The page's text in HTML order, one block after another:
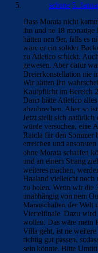
sebone 5.
Dass Morata nicht
ihn und ne 18 monatige
hätten nen 9er, falls es
wäre er ein solider
zu Atletico schickt.
gewesen. Aber dafür
Dreierkonstellation nie
Wir hätten ihn
Kaufpflicht im Bereich
Dann hätte Atletico
abzubrechen. Aber so ist
Jetzt stellt sich natürlich
würde versuchen, eine
Raiola für den Sommer
erreichen und
ohne Morata schaffen
und an einem Strang
weiteres machen,
Haaland vielleicht noch
zu holen. Wenn wir die
unabhängig von nem
Mannschaften der Welt
Viertelfinale. Dazu wird
wollen. Das wäre mein
Villa geht, ist ne
richtig gut passen,
sein könnte. Bitte